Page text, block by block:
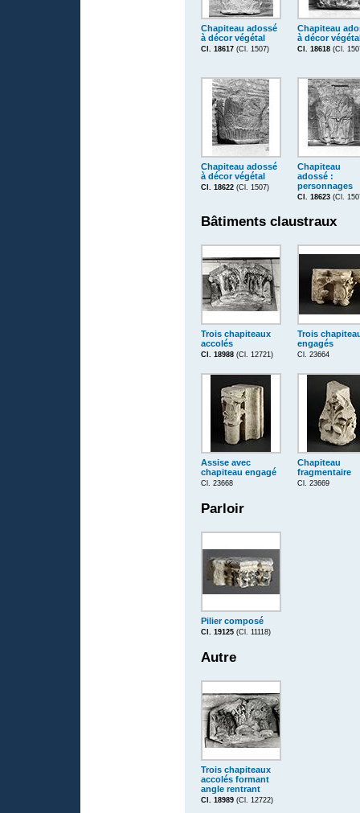
Chapiteau adossé
à décor végétal
Cl. 18617 (Cl. 1507)
Chapiteau
à décor
Cl. 18618 (Cl.
Chapiteau adossé
à décor végétal
Cl. 18622 (Cl. 1507)
Chapiteau
adossé :
personnages
Cl. 18623 (Cl.
Bâtiments claustraux
Trois chapiteaux
accolés
Cl. 18988 (Cl. 12721)
Trois
engagés
Cl. 23664
Assise avec
chapiteau engagé
Cl. 23668
Chapiteau
fragmentaire
Cl. 23669
Parloir
Pilier composé
Cl. 19125 (Cl. 11118)
Autre
Trois chapiteaux
accolés formant
angle rentrant
Cl. 18989 (Cl. 12722)